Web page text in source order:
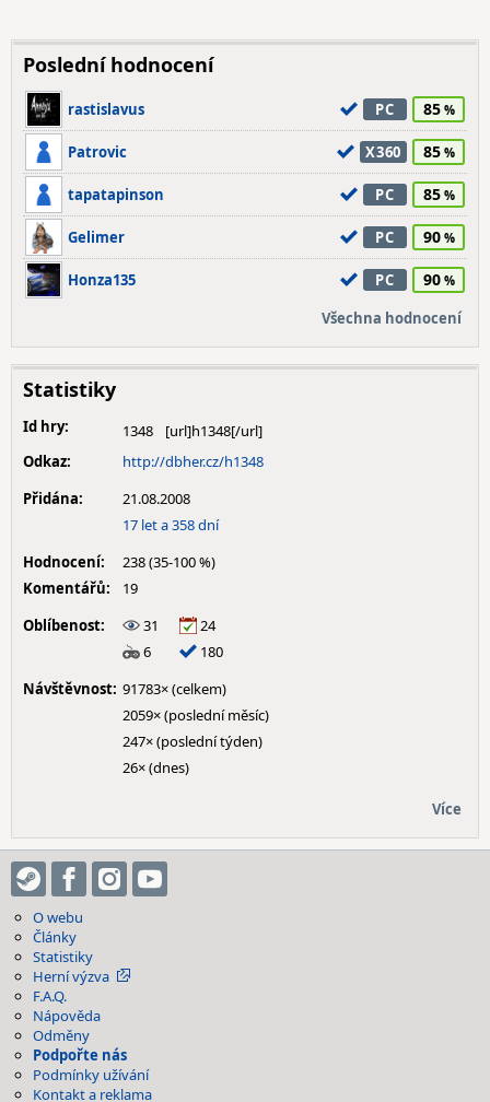
Poslední hodnocení
rastislavus PC 85
Patrovic X360 85
tapatapinson PC 85
Gelimer PC 90
Honza135 PC 90
Všechna hodnocení
Statistiky
Id hry:
1348
Odkaz:
http://dbher.cz/h1348
Přidána:
21.08.2008
17 let a 358 dní
Hodnocení:
238 (35-100 %)
Komentářů:
19
Oblíbenost:
31
24
6
180
Návštěvnost: 91783× (celkem)
2059× (poslední měsíc)
247× (poslední týden)
26× (dnes)
Více
O webu
Články
Statistiky
Herní výzva
F.A.Q.
Nápověda
Odměny
Podpořte nás
Podmínky užívání
Kontakt a reklama